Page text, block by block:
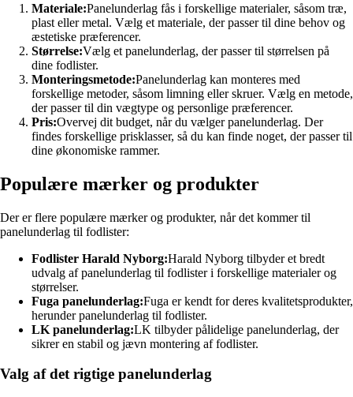
Materiale:Panelunderlag fås i forskellige materialer, såsom træ,
plast eller metal. Vælg et materiale, der passer til dine behov og
æstetiske præferencer.
Størrelse:Vælg et panelunderlag, der passer til størrelsen på
dine fodlister.
Monteringsmetode:Panelunderlag kan monteres med
forskellige metoder, såsom limning eller skruer. Vælg en metode,
der passer til din vægtype og personlige præferencer.
Pris:Overvej dit budget, når du vælger panelunderlag. Der
findes forskellige prisklasser, så du kan finde noget, der passer til
dine økonomiske rammer.
Populære mærker og produkter
Der er flere populære mærker og produkter, når det kommer til
panelunderlag til fodlister:
Fodlister Harald Nyborg:Harald Nyborg tilbyder et bredt
udvalg af panelunderlag til fodlister i forskellige materialer og
størrelser.
Fuga panelunderlag:Fuga er kendt for deres kvalitetsprodukter,
herunder panelunderlag til fodlister.
LK panelunderlag:LK tilbyder pålidelige panelunderlag, der
sikrer en stabil og jævn montering af fodlister.
Valg af det rigtige panelunderlag